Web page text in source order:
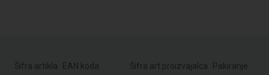
Šifra artikla EAN koda Šifra art.proizvajalca Pakiranje